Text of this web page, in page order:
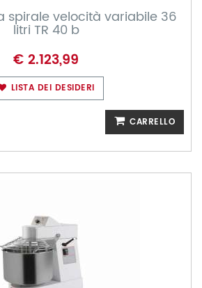
spirale velocità variabile 36
litri TR 40 b
€ 2.123,99
LISTA DEI DESIDERI
CARRELLO